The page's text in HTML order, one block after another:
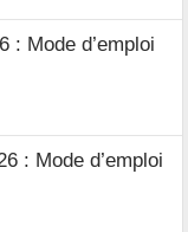
: Mode d’emploi
: Mode d’emploi